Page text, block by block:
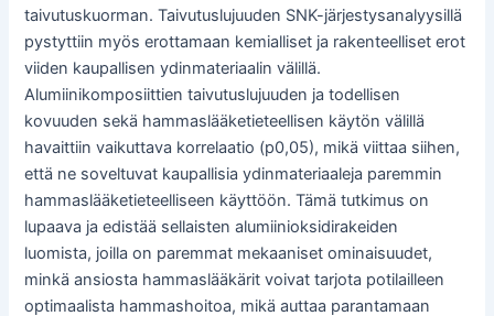
taivutuskuorman. Taivutuslujuuden SNK-järjestysanalyysillä
pystyttiin myös erottamaan kemialliset ja rakenteelliset erot
viiden kaupallisen ydinmateriaalin välillä.
Alumiinikomposiittien taivutuslujuuden ja todellisen
kovuuden sekä hammaslääketieteellisen käytön välillä
havaittiin vaikuttava korrelaatio (p0,05), mikä viittaa siihen,
että ne soveltuvat kaupallisia ydinmateriaaleja paremmin
hammaslääketieteelliseen käyttöön. Tämä tutkimus on
lupaava ja edistää sellaisten alumiinioksidirakeiden
luomista, joilla on paremmat mekaaniset ominaisuudet,
minkä ansiosta hammaslääkärit voivat tarjota potilailleen
optimaalista hammashoitoa, mikä auttaa parantamaan